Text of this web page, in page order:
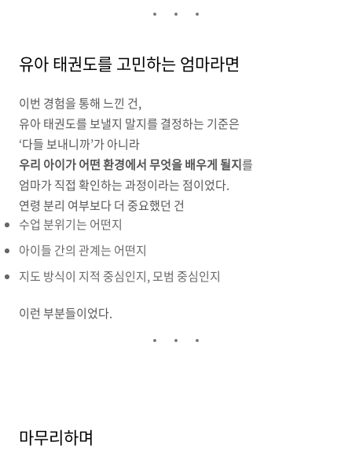
유아 태권도를 고민하는 엄마라면
이번 경험을 통해 느낀 건,
유아 태권도를 보낼지 말지를 결정하는 기준은
‘다들 보내니까’가 아니라
우리 아이가 어떤 환경에서 무엇을 배우게 될지를
엄마가 직접 확인하는 과정이라는 점이었다.
연령 분리 여부보다 더 중요했던 건
수업 분위기는 어떤지
아이들 간의 관계는 어떤지
지도 방식이 지적 중심인지, 모범 중심인지
이런 부분들이었다.
마무리하며